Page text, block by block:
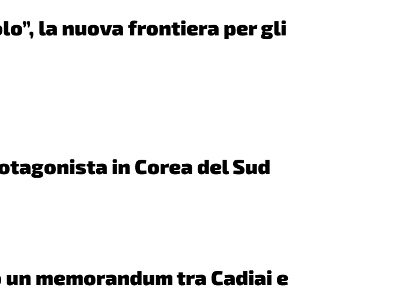
la nuova frontiera per gli
in Corea del Sud
memorandum tra Cadiai e